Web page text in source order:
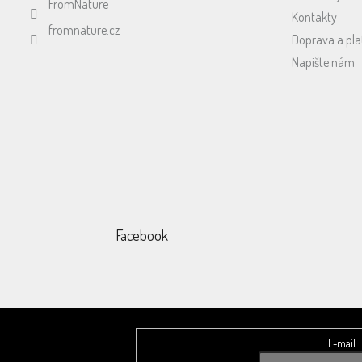
FromNature
fromnature.cz
Kontakty
Doprava a
Napište nám
Facebook
E-mail